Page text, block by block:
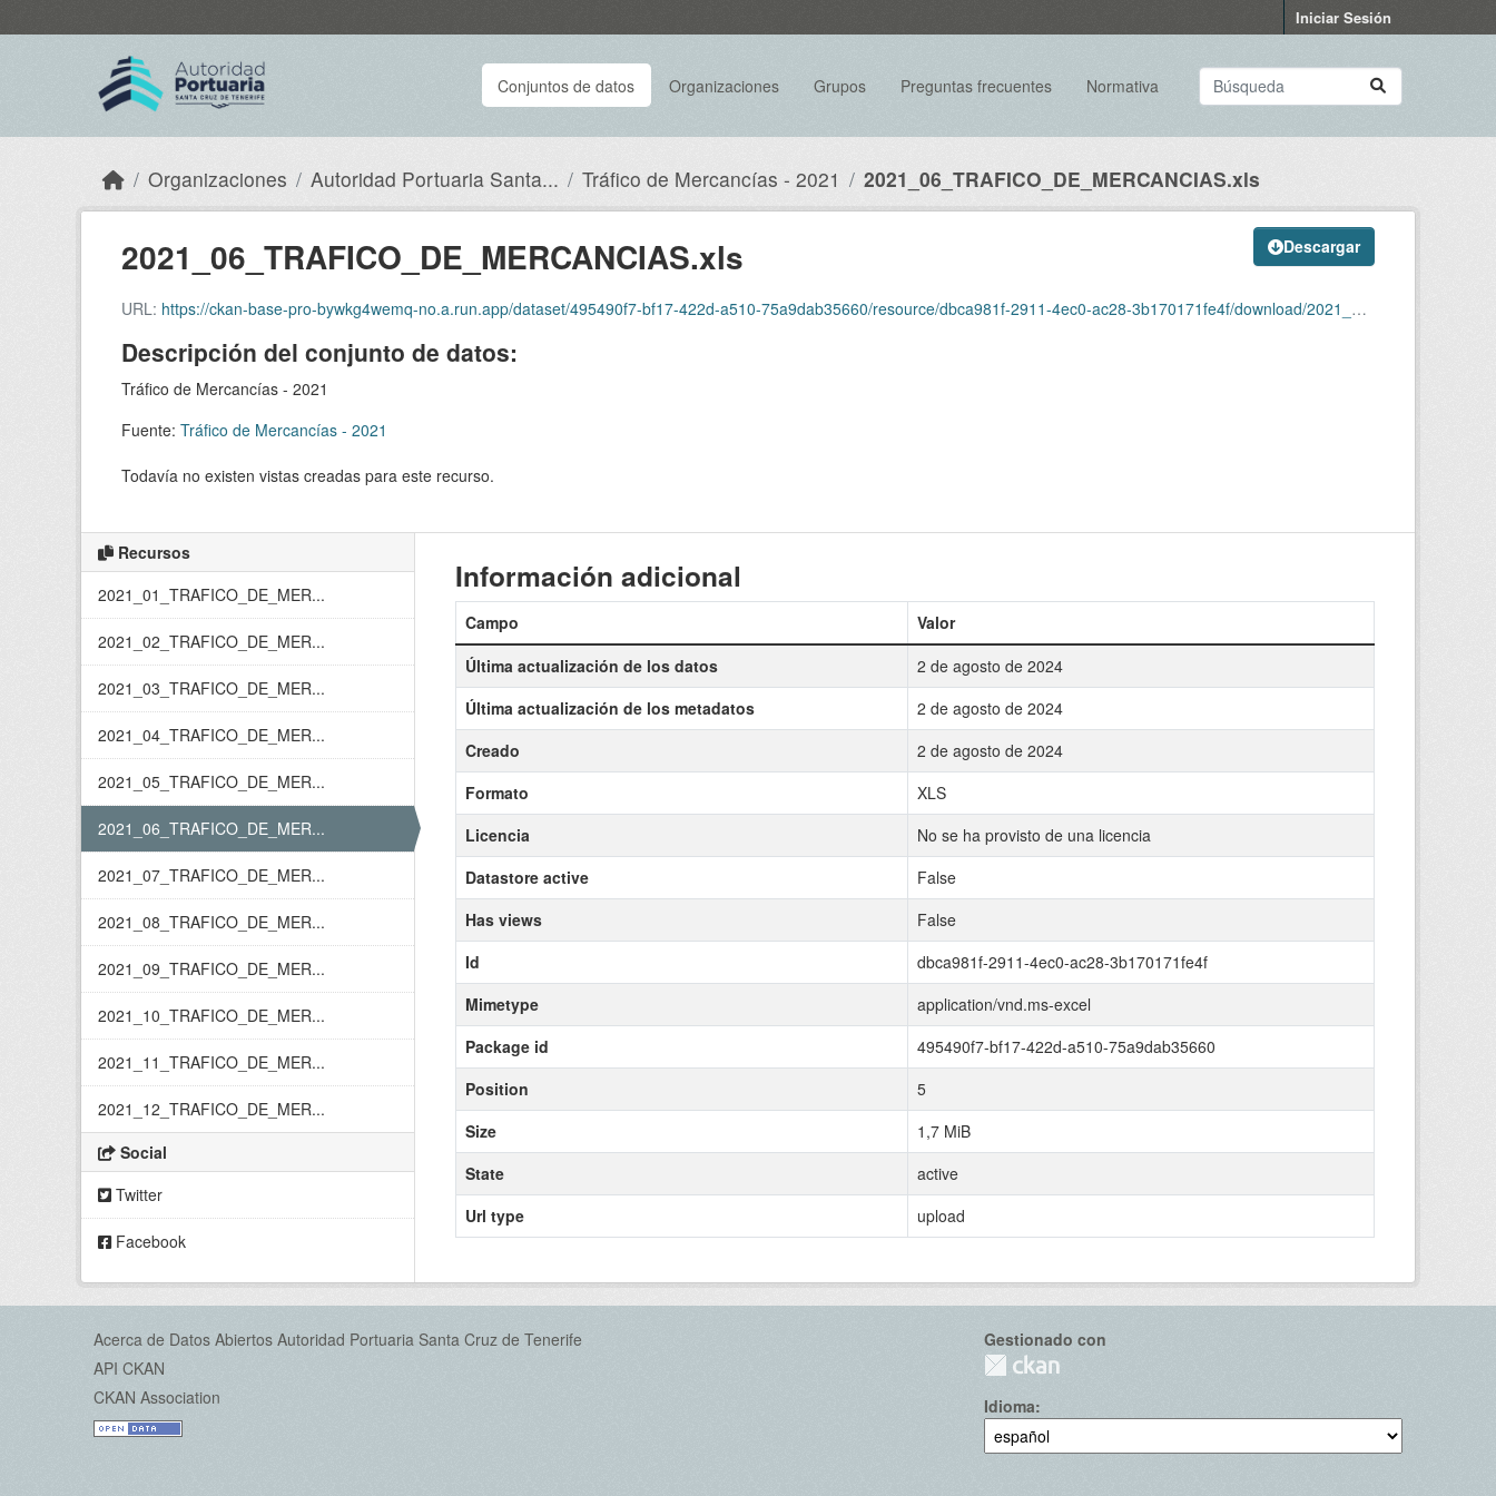
Iniciar Sesión
Conjuntos de datos Organizaciones Grupos Preguntas frecuentes Normativa
Organizaciones Autoridad Portuaria Santa... Tráfico de Mercancías - 2021 2021_06_TRAFICO_DE_MERCANCIAS.xls
Descargar
2021_06_TRAFICO_DE_MERCANCIAS.xls
URL: https://ckan-base-pro-bywkg4wemq-no.a.run.app/dataset/495490f7-bf17-422d-a510-75a9dab35660/resource/dbca981f-2911-4ec0-ac28-3b170171fe4f/download/2021_06_trafico_de_mercancias.xls
Descripción del conjunto de datos:
Tráfico de Mercancías - 2021
Fuente: Tráfico de Mercancías - 2021
Todavía no existen vistas creadas para este recurso.
Recursos
2021_01_TRAFICO_DE_MER...
2021_02_TRAFICO_DE_MER...
2021_03_TRAFICO_DE_MER...
2021_04_TRAFICO_DE_MER...
2021_05_TRAFICO_DE_MER...
2021_06_TRAFICO_DE_MER...
2021_07_TRAFICO_DE_MER...
2021_08_TRAFICO_DE_MER...
2021_09_TRAFICO_DE_MER...
2021_10_TRAFICO_DE_MER...
2021_11_TRAFICO_DE_MER...
2021_12_TRAFICO_DE_MER...
Social
Twitter
Facebook
Información adicional
Campo
Valor
Última actualización de los datos
2 de agosto de 2024
Última actualización de los metadatos
2 de agosto de 2024
Creado
2 de agosto de 2024
Formato
XLS
Licencia
No se ha provisto de una licencia
Datastore active
False
Has views
False
Id
dbca981f-2911-4ec0-ac28-3b170171fe4f
Mimetype
application/vnd.ms-excel
Package id
495490f7-bf17-422d-a510-75a9dab35660
Position
5
Size
1,7 MiB
State
active
Url type
upload
Acerca de Datos Abiertos Autoridad Portuaria Santa Cruz de Tenerife
API CKAN
CKAN Association
Gestionado con
Idioma